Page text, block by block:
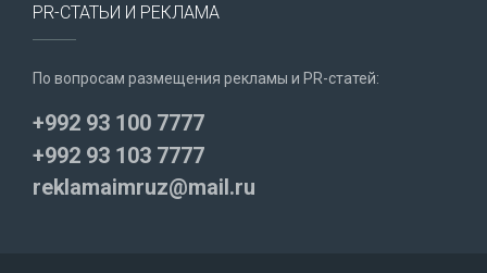
PR-СТАТЬИ И РЕКЛАМА
По вопросам размещения рекламы и PR-статей:
+992 93 100 7777
+992 93 103 7777
reklamaimruz@mail.ru